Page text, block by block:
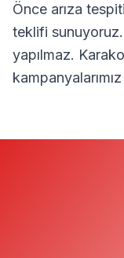
Önce arıza
teklifi sunuyoruz.
yapılmaz.